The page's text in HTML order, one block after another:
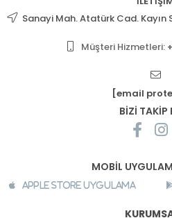
Sanayi Mah. Atatürk Cad. Kayın
Müşteri Hizmetleri:
[email
BİZİ TAKİP
MOBİL
Apple Store Uygulama